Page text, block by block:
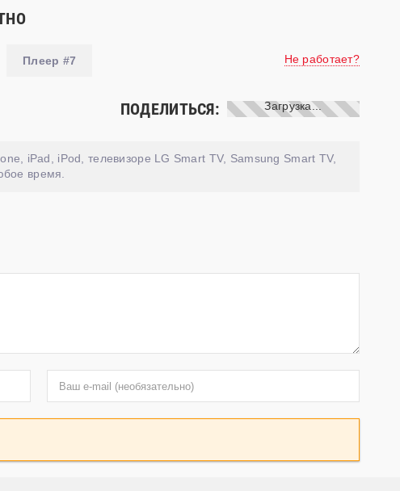
Плеер #7 Не работает?
ПОДЕЛИТЬСЯ:
iPad, iPod, телевизоре LG Smart TV, Samsung Smart TV,
время.